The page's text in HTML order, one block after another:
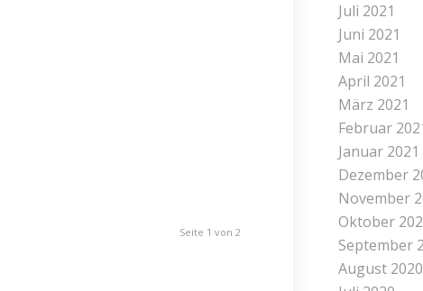
Seite 1 von 2
Juli 2021
Juni 2021
Mai 2021
April 2021
März 2021
Februar
Januar 2021
Dezember
November
Oktober
September
August 2020